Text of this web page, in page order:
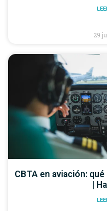
29
CBTA en aviación:
|